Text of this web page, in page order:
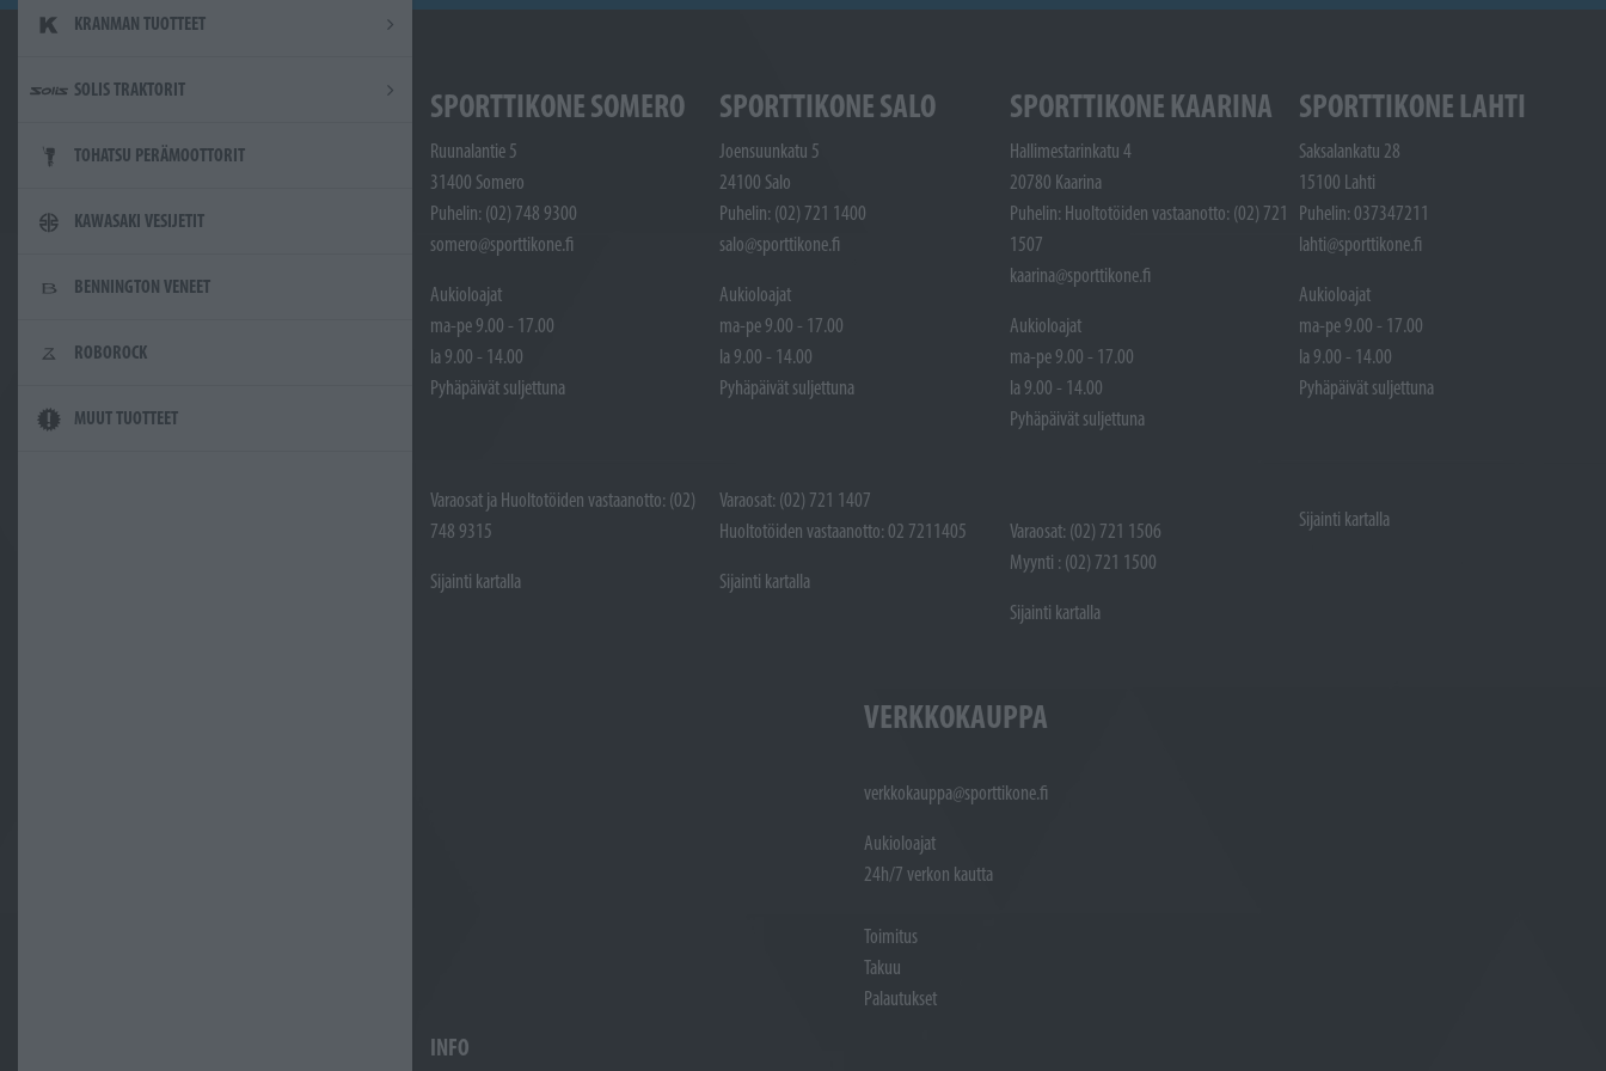
KRANMAN TUOTTEET
SOLIS TRAKTORIT
TOHATSU PERÄMOOTTORIT
KAWASAKI VESIJETIT
BENNINGTON VENEET
ROBOROCK
MUUT TUOTTEET
SPORTTIKONE SOMERO
Ruunalantie 5
31400 Somero
Puhelin: (02) 748 9300
somero@sporttikone.fi
Aukioloajat
ma-pe 9.00 - 17.00
la 9.00 - 14.00
Pyhäpäivät suljettuna
Varaosat ja Huoltotöiden vastaanotto: (02)
748 9315
Sijainti kartalla
SPORTTIKONE SALO
Joensuunkatu 5
24100 Salo
Puhelin: (02) 721 1400
salo@sporttikone.fi
Aukioloajat
ma-pe 9.00 - 17.00
la 9.00 - 14.00
Pyhäpäivät suljettuna
Varaosat: (02) 721 1407
Huoltotöiden vastaanotto: 02 7211405
Sijainti kartalla
SPORTTIKONE KAARINA
Hallimestarinkatu 4
20780 Kaarina
Puhelin: Huoltotöiden vastaanotto: (02) 721
1507
kaarina@sporttikone.fi
Aukioloajat
ma-pe 9.00 - 17.00
la 9.00 - 14.00
Pyhäpäivät suljettuna
Varaosat: (02) 721 1506
Myynti : (02) 721 1500
Sijainti kartalla
SPORTTIKONE LAHTI
Saksalankatu 28
15100 Lahti
Puhelin: 037347211
lahti@sporttikone.fi
Aukioloajat
ma-pe 9.00 - 17.00
la 9.00 - 14.00
Pyhäpäivät suljettuna
Sijainti kartalla
VERKKOKAUPPA
verkkokauppa@sporttikone.fi
Aukioloajat
24h/7 verkon kautta
Toimitus
Takuu
Palautukset
INFO